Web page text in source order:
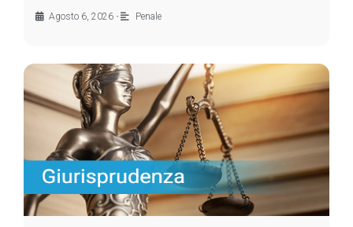
Agosto 6, 2026 • Penale